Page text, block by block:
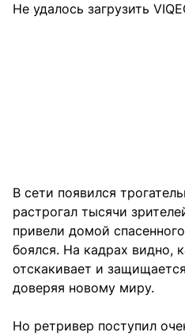
Не удалось загрузить
В сети появился
растрогал тысячи
привели домой
боялся. На кадрах видно,
отскакивает и
доверяя новому миру.
Но ретривер поступил